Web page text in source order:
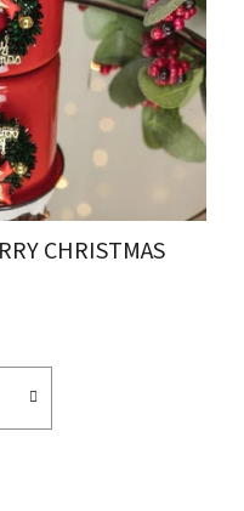
CHRISTMAS